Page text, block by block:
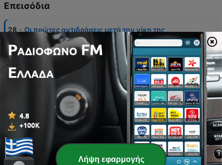
Επεισόδια
28 - Οι πρώτες αντιδράσεις μετά την νίκη της
Βουλγαρίας
20 Μάιος 2026
27 - Βιέννη, Media Center και 1ος Ημιτελικός
12 Μάιος 2026
Έχω ένα μυστικό να σας πω...
28 Απρ 2026
25
O AKYLAS είπε ΘΑ ΤΟ ΦΕΡΕΙ κι έτσι είπα κι εγώ
να φέρω πίσω το ΑΚΡΩΣ ΓΙΟΥΡΟΒΙΖΙΟΝΙΚΟΝ!
25 Φεβ 2026
Λήψη εφαρμογής